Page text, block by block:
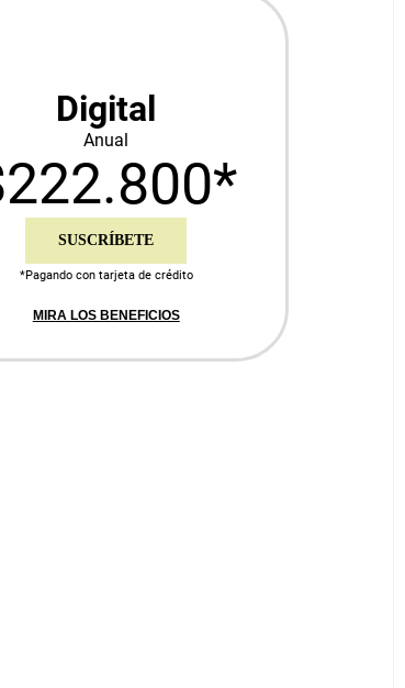
Digital
Anual
SUSCRÍBETE
*Pagando con tarjeta de crédito
MIRA LOS BENEFICIOS